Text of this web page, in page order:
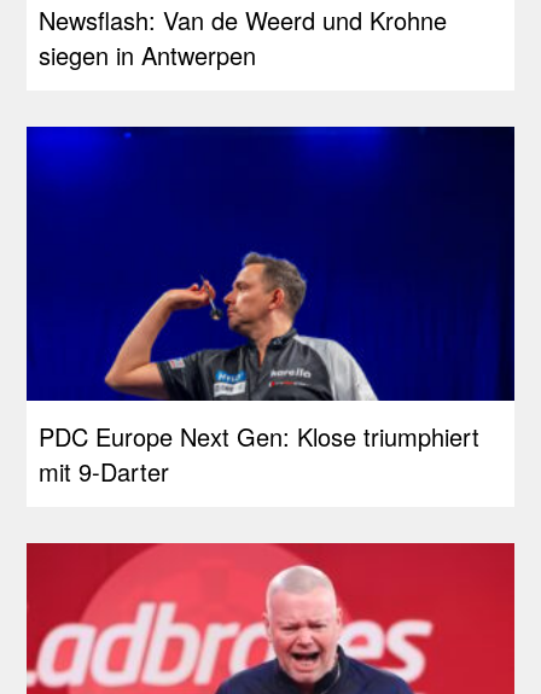
Newsflash: Van de Weerd und Krohne
siegen in Antwerpen
PDC Europe Next Gen: Klose triumphiert
mit 9-Darter